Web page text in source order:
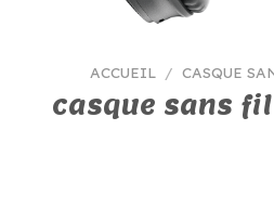
ACCUEIL / CASQUE
casque sans